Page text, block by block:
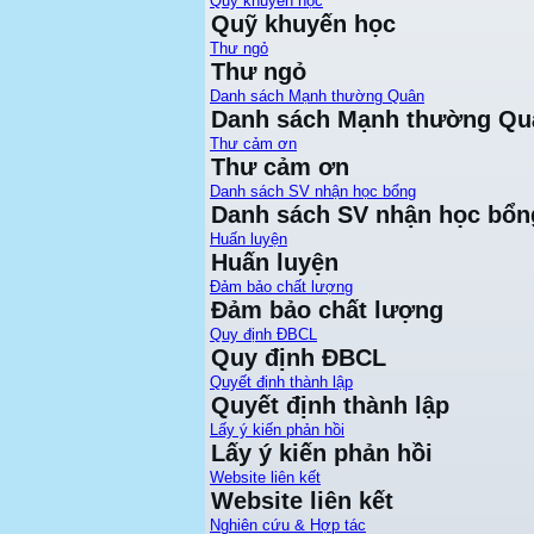
Quỹ khuyến học
Thư ngỏ
Thư ngỏ
Danh sách Mạnh thường Quân
Danh sách Mạnh thường
Thư cảm ơn
Thư cảm ơn
Danh sách SV nhận học bổng
Danh sách SV nhận học
Huấn luyện
Huấn luyện
Đảm bảo chất lượng
Đảm bảo chất lượng
Quy định ĐBCL
Quy định ĐBCL
Quyết định thành lập
Quyết định thành lập
Lấy ý kiến phản hồi
Lấy ý kiến phản hồi
Website liên kết
Website liên kết
Nghiên cứu & Hợp tác